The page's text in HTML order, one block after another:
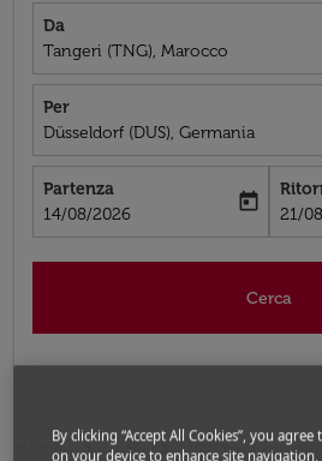
Da
Tangeri (TNG), Marocco
Per
Düsseldorf (DUS), Germania
Partenza
fc-booking-departure-date-aria-
14/08/2026
today
fc-
21/
Cerca
Home Voli Voli per
By clicking “Accept All Cookies”, you
on your device to enhance site navigation,